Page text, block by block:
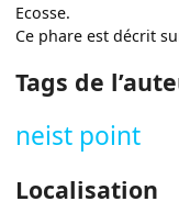
Ecosse.
Ce phare est décrit
Tags de
neist point
Localisation